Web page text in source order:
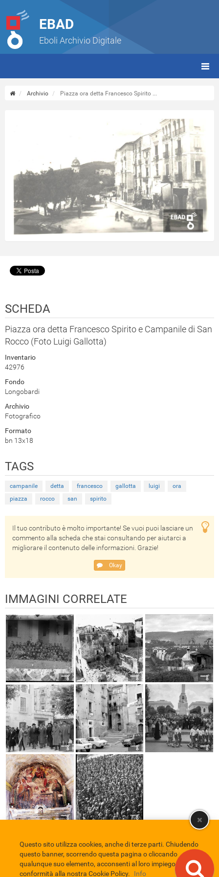
EBAD
Eboli Archivio Digitale
Archivio Piazza ora detta Francesco Spirito ...
SCHEDA
Piazza ora detta Francesco Spirito e Campanile di San
Rocco (Foto Luigi Gallotta)
Inventario
42976
Fondo
Longobardi
Archivio
Fotografico
Formato
bn 13x18
TAGS
campanile detta francesco gallotta luigi
ora
piazza
rocco san spirito
Il tuo contributo è molto importante! Se vuoi puoi lasciare un
commento alla scheda che stai consultando per aiutarci a
migliorare il contenuto delle informazioni. Grazie!
Okay
IMMAGINI CORRELATE
Comune di Eboli Servizio Bibliotecario Nazionale
Privacy policy
Credits
EBAD
Questo sito utilizza cookies, anche di terze parti. Chiudendo
questo banner, scorrendo questa pagina o cliccando
qualunque suo elemento, acconsenti al loro impiego in
conformità alla nostra Cookie Policy.
Info